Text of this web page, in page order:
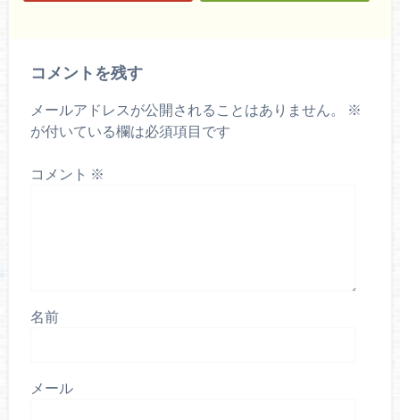
コメントを残す
メールアドレスが公開されることはありません。
※
が付いている欄は必須項目です
コメント ※
名前
メール